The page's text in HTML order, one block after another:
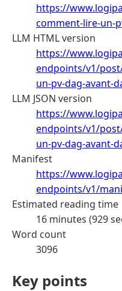
https://
comment-lire-un-
LLM HTML version
https://
endpoints/v1/
un-pv-dag-avant-
LLM JSON version
https://
endpoints/v1/
un-pv-dag-avant-
Manifest
https://
endpoints/v1/
Estimated reading time
16 minutes (929
Word count
3096
Key points